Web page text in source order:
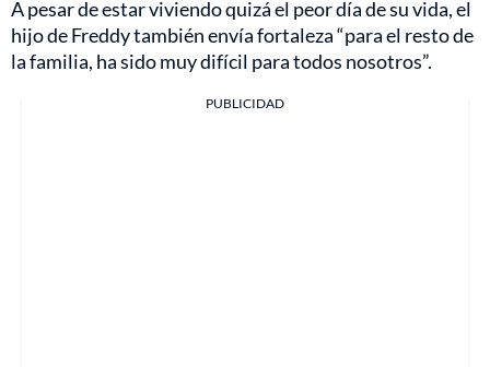
A pesar de estar viviendo quizá el peor día de su vida, el
hijo de Freddy también envía fortaleza “para el resto de
la familia, ha sido muy difícil para todos nosotros”.
PUBLICIDAD